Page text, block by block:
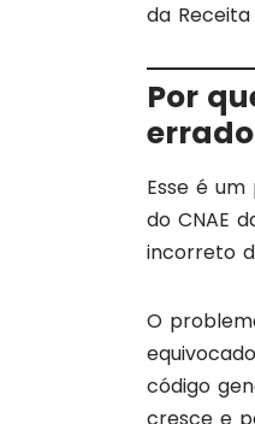
da Receita
Por
errado
Esse é
do CNAE
incorreto
O
código